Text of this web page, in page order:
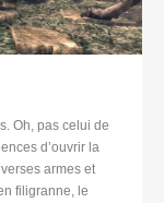
Oh, pas celui de
d’ouvrir la
armes et
filigranne, le